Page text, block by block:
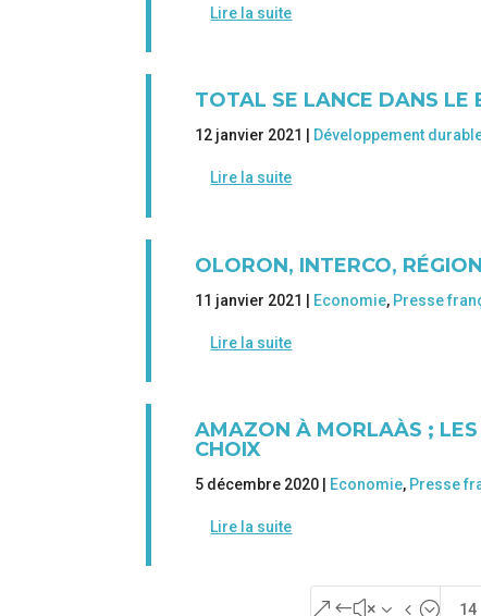
Lire la suite
TOTAL SE LANCE DANS LE
12 janvier 2021 | Développement
Lire la suite
OLORON, INTERCO,
11 janvier 2021 | Economie, Presse
Lire la suite
AMAZON À MORLAÀS ;
CHOIX
5 décembre 2020 | Economie, Presse
Lire la suite
&#x34; 14